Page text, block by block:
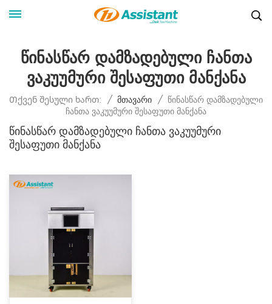
Წინასწარ Დამზადებული Ჩანთა
Ვაკუუმური Შესაფუთი Მანქანა
Თქვენ Შესული Ხართ: / Მთავარი / Წინასწარ Დამზადებული
Ჩანთა Ვაკუუმური Შესაფუთი Მანქანა
Წინასწარ Დამზადებული Ჩანთა Ვაკუუმური
Შესაფუთი Მანქანა